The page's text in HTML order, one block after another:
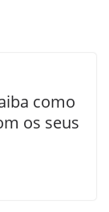
como
os seus